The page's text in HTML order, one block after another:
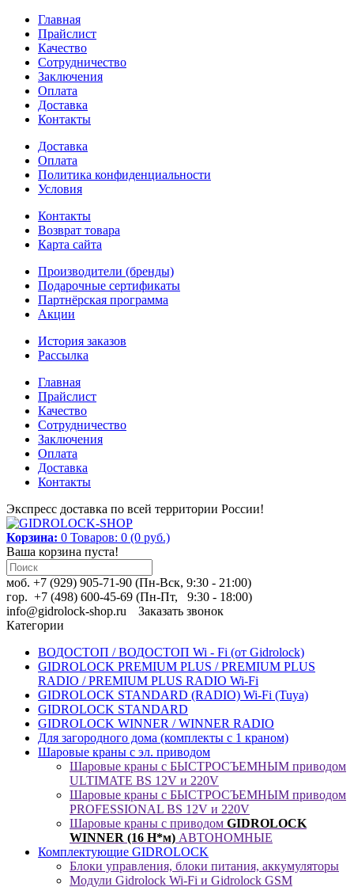
Главная
Прайслист
Качество
Сотрудничество
Заключения
Оплата
Доставка
Контакты
Доставка
Оплата
Политика конфиденциальности
Условия
Контакты
Возврат товара
Карта сайта
Производители (бренды)
Подарочные сертификаты
Партнёрская программа
Акции
История заказов
Рассылка
Главная
Прайслист
Качество
Сотрудничество
Заключения
Оплата
Доставка
Контакты
Экспресс доставка по всей территории России!
Корзина: 0 Товаров: 0 (0 руб.)
Ваша корзина пуста!
моб. +7 (929) 905-71-90 (Пн-Вск, 9:30 - 21:00)
гор. +7 (498) 600-45-69 (Пн-Пт, 9:30 - 18:00)
info@gidrolock-shop.ru
Заказать звонок
Категории
ВОДОСТОП / ВОДОСТОП Wi - Fi (от Gidrolock)
GIDROLOCK PREMIUM PLUS / PREMIUM PLUS
RADIO / PREMIUM PLUS RADIO Wi-Fi
GIDROLOCK STANDARD (RADIO) Wi-Fi (Tuya)
GIDROLOCK STANDARD
GIDROLOCK WINNER / WINNER RADIO
Для загородного дома (комплекты с 1 краном)
Шаровые краны с эл. приводом
Шаровые краны с БЫСТРОСЪЕМНЫМ приводом
ULTIMATE BS 12V и 220V
Шаровые краны с БЫСТРОСЪЕМНЫМ приводом
PROFESSIONAL BS 12V и 220V
Шаровые краны с приводом GIDROLOCK
WINNER (16 Н*м) АВТОНОМНЫЕ
Комплектующие GIDROLOCK
Блоки управления, блоки питания, аккумуляторы
Модули Gidrolock Wi-Fi и Gidrolock GSM